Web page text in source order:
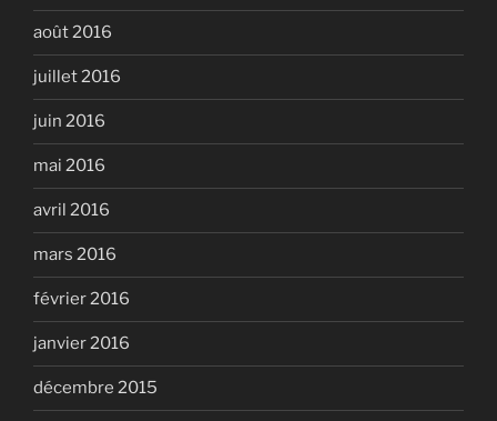
août 2016
juillet 2016
juin 2016
mai 2016
avril 2016
mars 2016
février 2016
janvier 2016
décembre 2015